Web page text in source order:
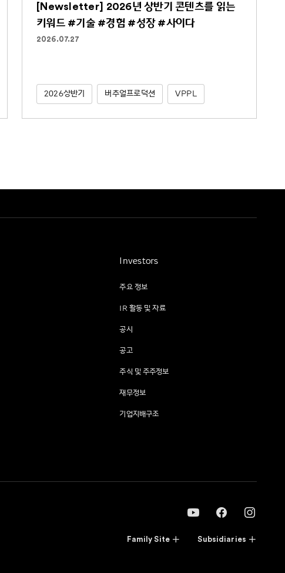
[Newsletter] 2026년 상반기 콘텐츠를 읽는
키워드 #기술 #경험 #성장 #사이다
2026.07.27
2026상반기 버추얼프로덕션 VPPL
Investors
주요 정보
IR 활동 및 자료
공시
공고
주식 및 주주정보
재무정보
기업지배구조
Family Site Subsidiaries